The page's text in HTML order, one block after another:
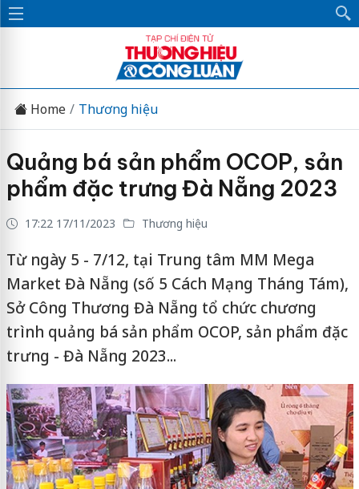
Home Thương hiệu
Quảng bá sản phẩm OCOP, sản
phẩm đặc trưng Đà Nẵng 2023
17:22 17/11/2023 Thương hiệu
Từ ngày 5 - 7/12, tại Trung tâm MM Mega
Market Đà Nẵng (số 5 Cách Mạng Tháng Tám),
Sở Công Thương Đà Nẵng tổ chức chương
trình quảng bá sản phẩm OCOP, sản phẩm đặc
trưng - Đà Nẵng 2023...